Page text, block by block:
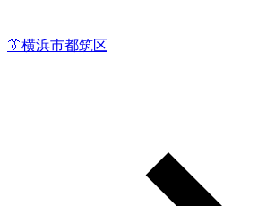
👔横浜市都筑区